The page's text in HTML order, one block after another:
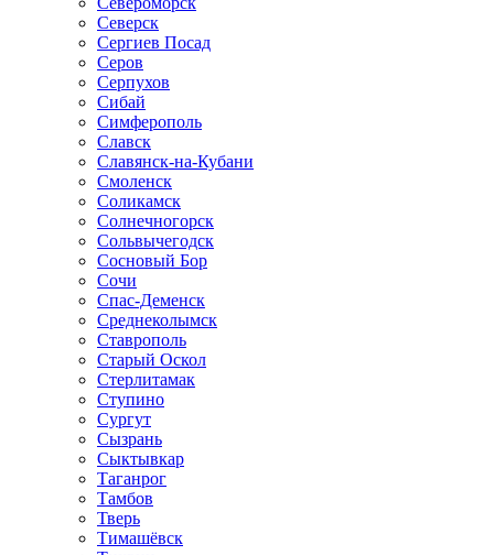
Северск
Сергиев Посад
Серов
Серпухов
Сибай
Симферополь
Славск
Славянск-на-Кубани
Смоленск
Соликамск
Солнечногорск
Сольвычегодск
Сосновый Бор
Сочи
Спас-Деменск
Среднеколымск
Ставрополь
Старый Оскол
Стерлитамак
Ступино
Сургут
Сызрань
Сыктывкар
Таганрог
Тамбов
Тверь
Тимашёвск